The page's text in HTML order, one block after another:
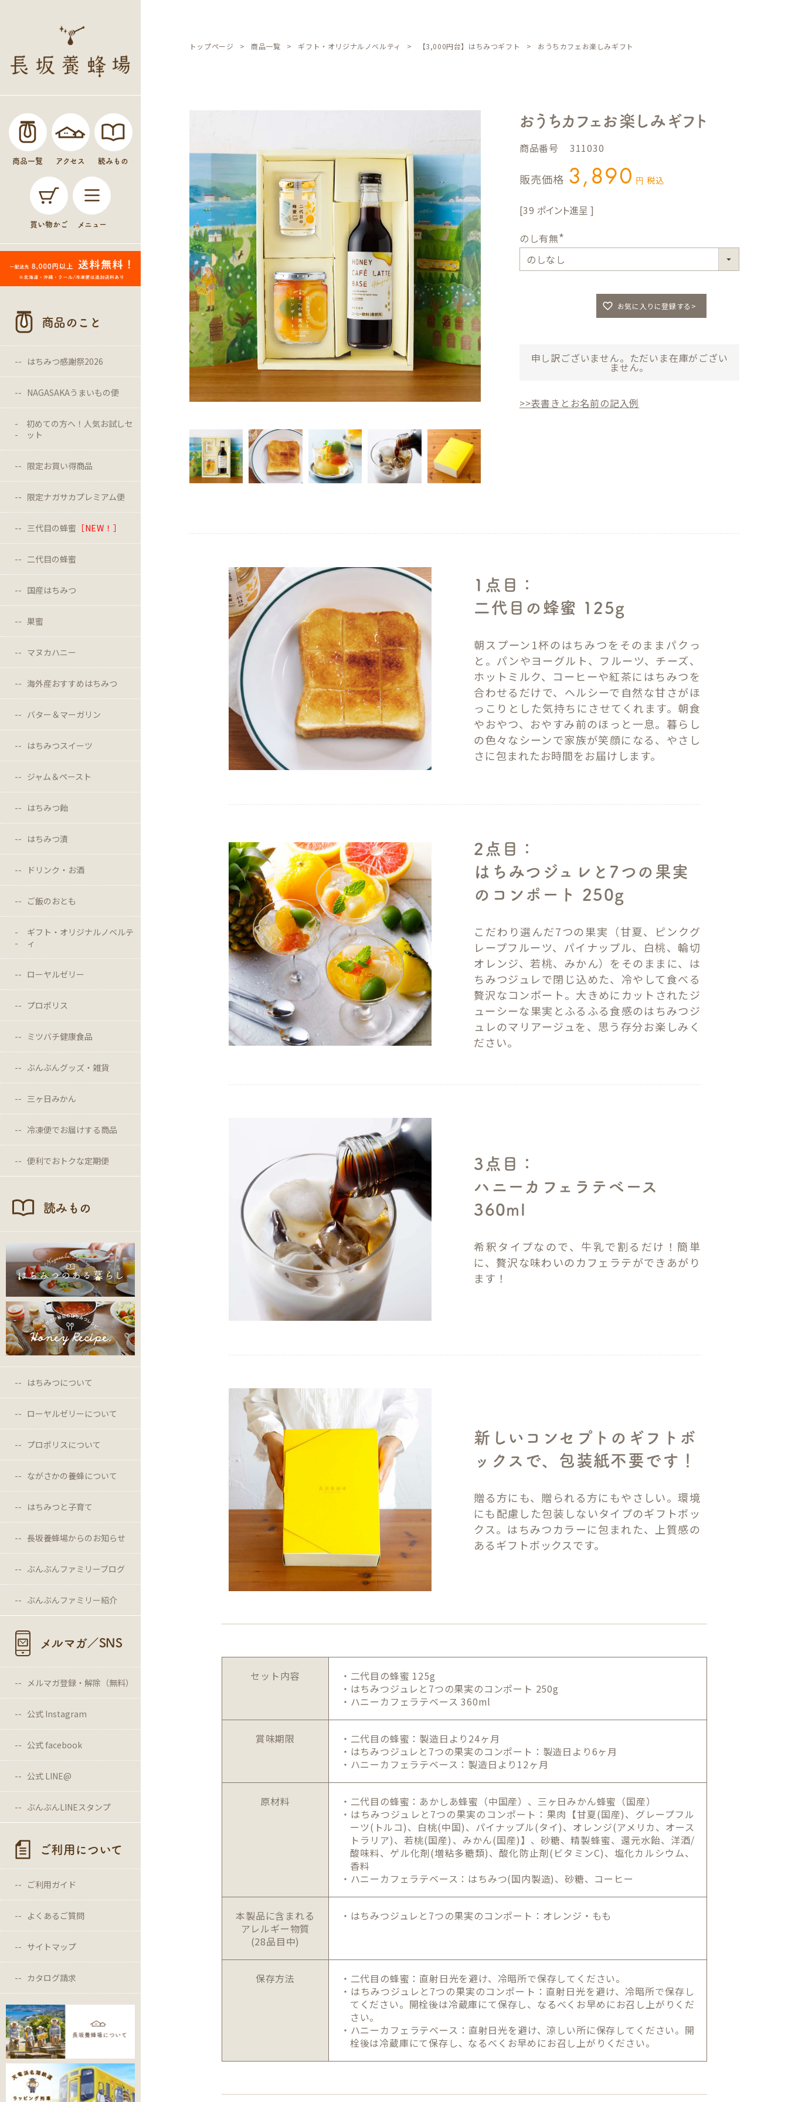
商品一覧 アクセス 読みもの
買い物かご メニュー
商品のこと
はちみつ感謝祭2026
NAGASAKAうまいもの便
初めての方へ！人気お試しセ
ット
限定お買い得商品
限定ナガサカプレミアム便
三代目の蜂蜜 ［NEW！］
二代目の蜂蜜
国産はちみつ
巣蜜
マヌカハニー
海外産おすすめはちみつ
バター＆マーガリン
はちみつスイーツ
ジャム＆ペースト
はちみつ飴
はちみつ漬
ドリンク・お酒
ご飯のおとも
ギフト・オリジナルノベルテ
ィ
ローヤルゼリー
プロポリス
ミツバチ健康食品
ぶんぶんグッズ・雑貨
三ヶ日みかん
冷凍便でお届けする商品
便利でおトクな定期便
読みもの
はちみつについて
ローヤルゼリーについて
プロポリスについて
ながさかの養蜂について
はちみつと子育て
長坂養蜂場からのお知らせ
ぶんぶんファミリーブログ
ぶんぶんファミリー紹介
メルマガ／SNS
メルマガ登録・解除（無料）
公式 Instagram
公式 facebook
公式 LINE@
ぶんぶんLINEスタンプ
ご利用について
ご利用ガイド
よくあるご質問
サイトマップ
カタログ請求
トップページ 商品一覧 ギフト・オリジナルノベルティ 【3,000円台】はちみつギフト おうちカフェお楽しみギフト
おうちカフェお楽しみギフト
商品番号 311030
販売価格 3,890 税込
39
のし有無
(
必
須
お気に入りに登録する>
申し訳ございません。ただいま在庫がござい
ません。
>>表書きとお名前の記入例
1点目：
二代目の蜂蜜 125g
朝スプーン1杯のはちみつをそのままパクっ
と。パンやヨーグルト、フルーツ、チーズ、
ホットミルク、コーヒーや紅茶にはちみつを
合わせるだけで、ヘルシーで自然な甘さがほ
っこりとした気持ちにさせてくれます。朝食
やおやつ、おやすみ前のほっと一息。暮らし
の色々なシーンで家族が笑顔になる、やさし
さに包まれたお時間をお届けします。
2点目：
はちみつジュレと7つの果実
のコンポート 250g
こだわり選んだ7つの果実（甘夏、ピンクグ
レープフルーツ、パイナップル、白桃、輪切
オレンジ、若桃、みかん）をそのままに、は
ちみつジュレで閉じ込めた、冷やして食べる
贅沢なコンポート。大きめにカットされたジ
ューシーな果実とふるふる食感のはちみつジ
ュレのマリアージュを、思う存分お楽しみく
ださい。
3点目：
ハニーカフェラテベース
360ml
希釈タイプなので、牛乳で割るだけ！簡単
に、贅沢な味わいのカフェラテができあがり
ます！
新しいコンセプトのギフトボ
ックスで、包装紙不要です！
贈る方にも、贈られる方にもやさしい。環境
にも配慮した包装しないタイプのギフトボッ
クス。はちみつカラーに包まれた、上質感の
あるギフトボックスです。
セット内容
・二代目の蜂蜜 125g
・はちみつジュレと7つの果実のコンポート 250g
・ハニーカフェラテベース 360ml
賞味期限
・二代目の蜂蜜：製造日より24ヶ月
・はちみつジュレと7つの果実のコンポート：製造日より6ヶ月
・ハニーカフェラテベース：製造日より12ヶ月
原材料
・二代目の蜂蜜：あかしあ蜂蜜（中国産）、三ヶ日みかん蜂蜜（国産）
・はちみつジュレと7つの果実のコンポート：果肉【甘夏(国産)、グレープフル
ーツ(トルコ)、白桃(中国)、パイナップル(タイ)、オレンジ(アメリカ、オース
トラリア)、若桃(国産)、みかん(国産)】、砂糖、精製蜂蜜、還元水飴、洋酒/
酸味料、ゲル化剤(増粘多糖類)、酸化防止剤(ビタミンC)、塩化カルシウム、
香料
・ハニーカフェラテベース：はちみつ(国内製造)、砂糖、コーヒー
本製品に含まれる
アレルギー物質
(28品目中)
・はちみつジュレと7つの果実のコンポート：オレンジ・もも
保存方法
・二代目の蜂蜜：直射日光を避け、冷暗所で保存してください。
・はちみつジュレと7つの果実のコンポート：直射日光を避け、冷暗所で保存し
てください。開栓後は冷蔵庫にて保存し、なるべくお早めにお召し上がりくだ
さい。
・ハニーカフェラテベース：直射日光を避け、涼しい所に保存してください。開
栓後は冷蔵庫にて保存し、なるべくお早めにお召し上がりください。